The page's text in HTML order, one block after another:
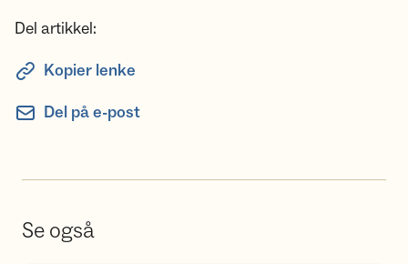
Del artikkel:
Kopier lenke
Del på e-post
Se også